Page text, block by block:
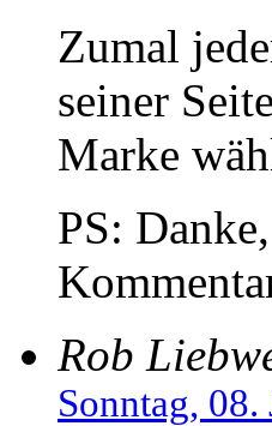
Zumal
seiner
Marke
PS:
Rob
Sonntag,